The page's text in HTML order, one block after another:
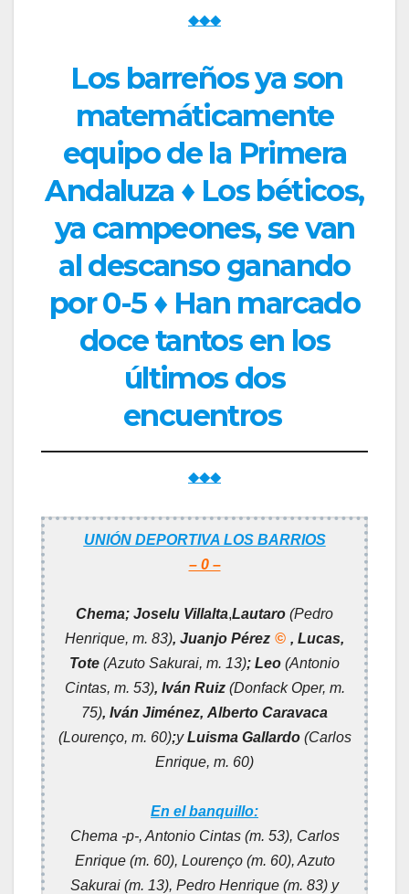
◆◆◆
Los barreños ya son
matemáticamente
equipo de la Primera
Andaluza ♦ Los béticos,
ya campeones, se van
al descanso ganando
por 0-5 ♦ Han marcado
doce tantos en los
últimos dos
encuentros
◆◆◆
UNIÓN DEPORTIVA LOS BARRIOS
– 0 –
Chema; Joselu Villalta,Lautaro (Pedro
Henrique, m. 83), Juanjo Pérez © , Lucas,
Tote (Azuto Sakurai, m. 13); Leo (Antonio
Cintas, m. 53), Iván Ruiz (Donfack Oper, m.
75), Iván Jiménez, Alberto Caravaca
(Lourenço, m. 60);yLuisma Gallardo (Carlos
Enrique, m. 60)
En el banquillo:
Chema -p-, Antonio Cintas (m. 53), Carlos
Enrique (m. 60), Lourenço (m. 60), Azuto
Sakurai (m. 13), Pedro Henrique (m. 83) y